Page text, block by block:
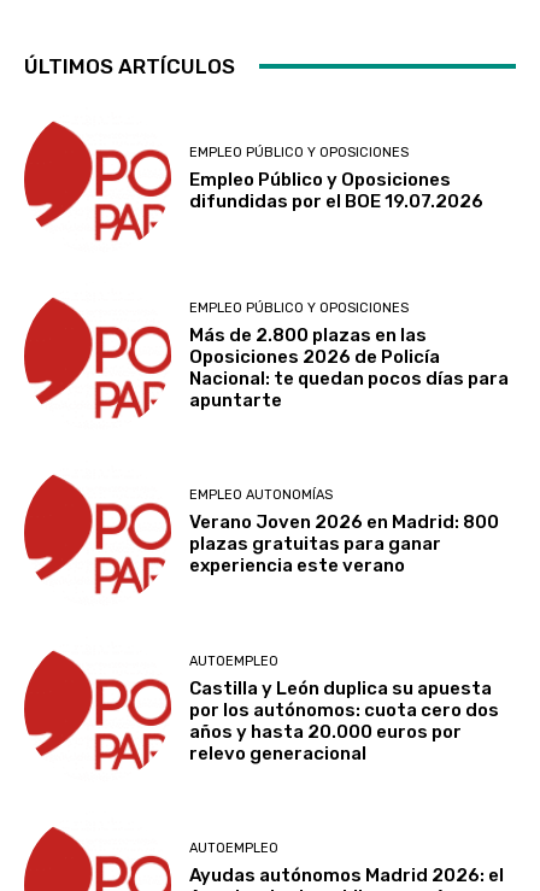
ÚLTIMOS ARTÍCULOS
EMPLEO PÚBLICO Y OPOSICIONES
Empleo Público y Oposiciones
difundidas por el BOE 19.07.2026
EMPLEO PÚBLICO Y OPOSICIONES
Más de 2.800 plazas en las
Oposiciones 2026 de Policía
Nacional: te quedan pocos días para
apuntarte
EMPLEO AUTONOMÍAS
Verano Joven 2026 en Madrid: 800
plazas gratuitas para ganar
experiencia este verano
AUTOEMPLEO
Castilla y León duplica su apuesta
por los autónomos: cuota cero dos
años y hasta 20.000 euros por
relevo generacional
AUTOEMPLEO
Ayudas autónomos Madrid 2026: el